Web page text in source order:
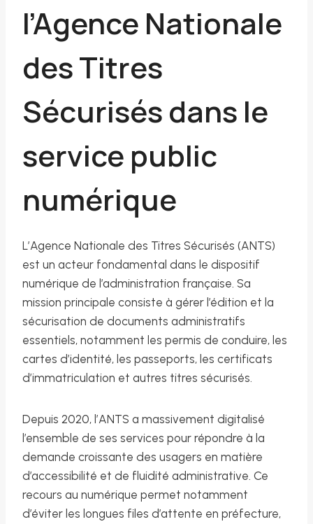
l’Agence Nationale
des Titres
Sécurisés dans le
service public
numérique
L’Agence Nationale des Titres Sécurisés (ANTS)
est un acteur fondamental dans le dispositif
numérique de l’administration française. Sa
mission principale consiste à gérer l’édition et la
sécurisation de documents administratifs
essentiels, notamment les permis de conduire, les
cartes d’identité, les passeports, les certificats
d’immatriculation et autres titres sécurisés.
Depuis 2020, l’ANTS a massivement digitalisé
l’ensemble de ses services pour répondre à la
demande croissante des usagers en matière
d’accessibilité et de fluidité administrative. Ce
recours au numérique permet notamment
d’éviter les longues files d’attente en préfecture,